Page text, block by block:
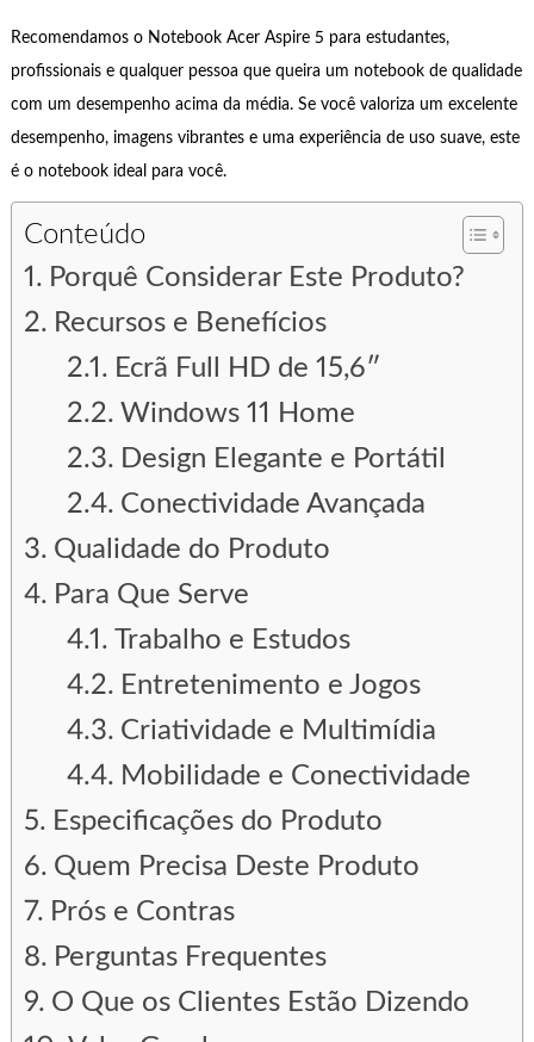
Recomendamos o Notebook Acer Aspire 5 para estudantes,
profissionais e qualquer pessoa que queira um notebook de qualidade
com um desempenho acima da média. Se você valoriza um excelente
desempenho, imagens vibrantes e uma experiência de uso suave, este
é o notebook ideal para você.
Conteúdo
Porquê Considerar Este Produto?
Recursos e Benefícios
Ecrã Full HD de 15,6″
Windows 11 Home
Design Elegante e Portátil
Conectividade Avançada
Qualidade do Produto
Para Que Serve
Trabalho e Estudos
Entretenimento e Jogos
Criatividade e Multimídia
Mobilidade e Conectividade
Especificações do Produto
Quem Precisa Deste Produto
Prós e Contras
Perguntas Frequentes
O Que os Clientes Estão Dizendo